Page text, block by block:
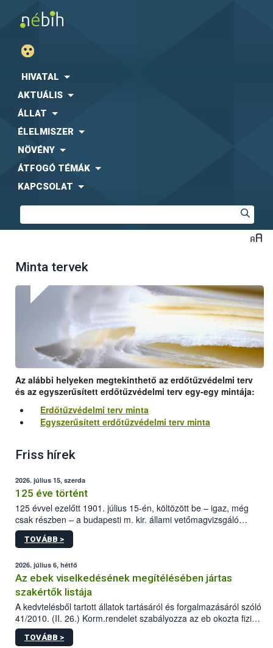
HIVATAL
AKTUÁLIS
ÁLLAT
ÉLELMISZER
NÖVÉNY
ÁTFOGÓ TÉMÁK
KAPCSOLAT
Minta tervek
Az alábbi helyeken megtekinthető az erdőtűzvédelmi terv
és az egyszerűsített erdőtűzvédelmi terv egy-egy mintája:
Erdőtűzvédelmi terv minta
Egyszerűsített erdőtűzvédelmi terv minta
Friss hírek
2026. július 15, szerda
125 éve történt
125 évvel ezelőtt 1901. július 15-én, költözött be – igaz, még
csak részben – a budapesti m. kir. állami vetőmagvizsgáló
állomás a Kis Rókus utca 15. szám alatti, Czigler Győző által
tervezett új épületébe.
TOVÁBB >
2026. július 6, hétfő
Az ebek viselkedésének megítélésében jártas
szakértők listája
A kedvtelésből tartott állatok tartásáról és forgalmazásáról szóló
41/2010. (II. 26.) Korm.rendelet szabályozza az eb okozta fizikai
sérülés, illetve ennek veszélye keletkezésekor felmerülő
hatósági feladatokat, valamint a veszélyes eb tartását és annak
TOVÁBB >